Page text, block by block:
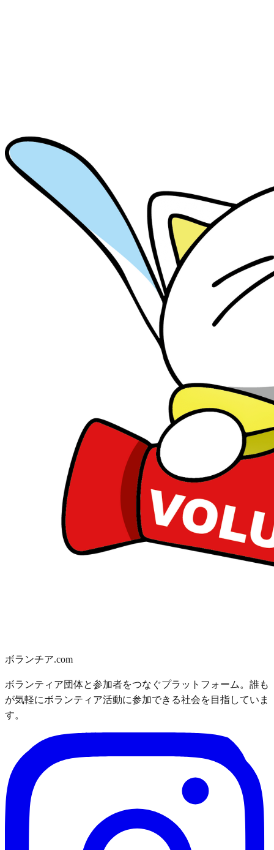
ボランチア.com
ボランティア団体と参加者をつなぐプラットフォーム。誰も
が気軽にボランティア活動に参加できる社会を目指していま
す。